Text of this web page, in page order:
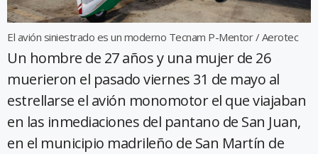
El avión siniestrado es un moderno Tecnam P-Mentor / Aerotec
Un hombre de 27 años y una mujer de 26
muerieron el pasado viernes 31 de mayo al
estrellarse el avión monomotor el que viajaban
en las inmediaciones del pantano de San Juan,
en el municipio madrileño de San Martín de